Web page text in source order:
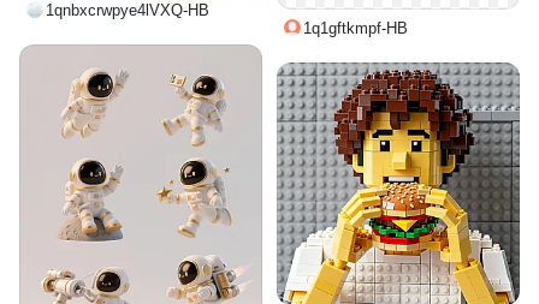
1qnbxcrwpye4lVXQ-HB
1q1gftkmpf-HB